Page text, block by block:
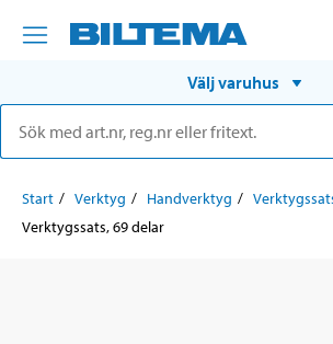
Välj varuhus
Start Verktyg Handverktyg
Verktygssats, 69 delar